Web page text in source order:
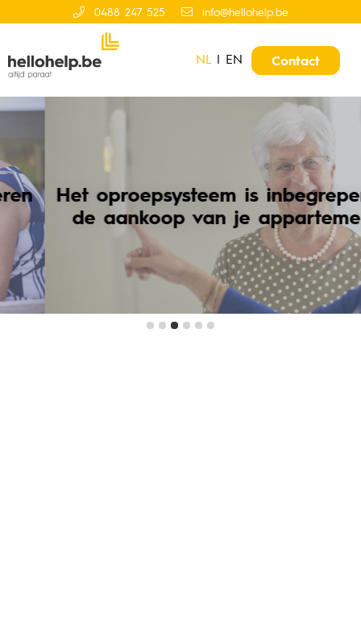
0488 247 525 info@hellohelp.be
Contact
NL | EN
Het oproepsysteem is inbegrepen in
de aankoop van je appartement